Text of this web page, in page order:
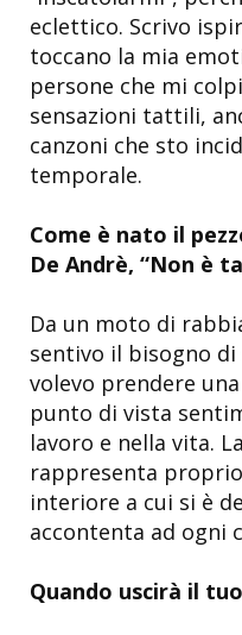
eclettico. Scrivo
toccano la mia
persone che mi
sensazioni tattili,
canzoni che sto
temporale.
Come è nato il
De Andrè, “Non è
Da un moto di
sentivo il bisogno di
volevo prendere
punto di vista
lavoro e nella vita.
rappresenta
interiore a cui si è
accontenta ad ogni
Quando uscirà il